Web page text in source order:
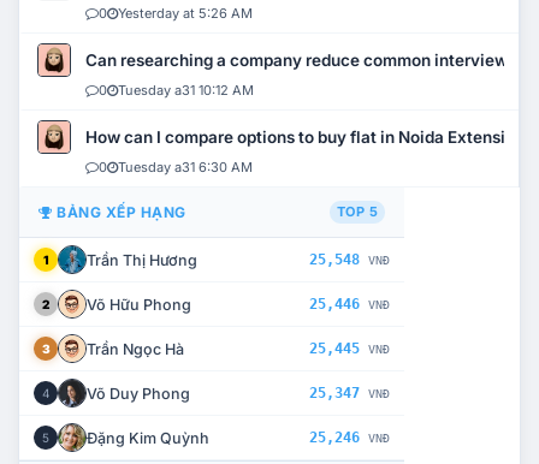
0 Yesterday at 5:26 AM
Can researching a company reduce common interview
0 Tuesday a31 10:12 AM
How can I compare options to buy flat in Noida Extension?
0 Tuesday a31 6:30 AM
BẢNG XẾP HẠNG TOP 5
1 Trần Thị Hương 25,548 VNĐ
2 Võ Hữu Phong 25,446 VNĐ
3 Trần Ngọc Hà 25,445 VNĐ
4 Võ Duy Phong 25,347 VNĐ
5 Đặng Kim Quỳnh 25,246 VNĐ